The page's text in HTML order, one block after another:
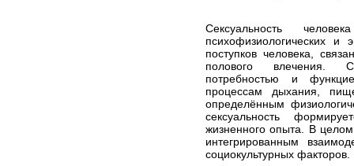
Сексуальность
психофизиологических и
поступков человека,
полового влечения.
потребностью и
процессам дыхания,
определённым
сексуальность
жизненного опыта. В целом
интегрированным
социокультурных факторов.